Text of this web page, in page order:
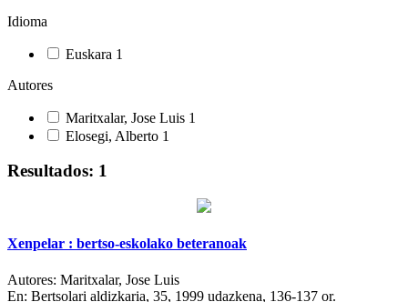
Idioma
Euskara 1
Autores
Maritxalar, Jose Luis 1
Elosegi, Alberto 1
Resultados: 1
Xenpelar : bertso-eskolako beteranoak
Autores: Maritxalar, Jose Luis
En: Bertsolari aldizkaria, 35, 1999 udazkena, 136-137 or.